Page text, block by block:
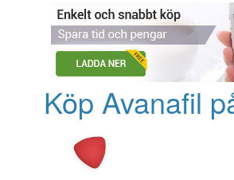
Köp Avanafil